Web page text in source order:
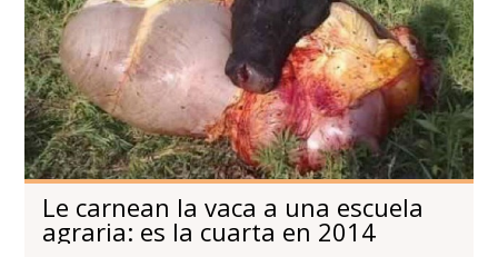
Le carnean la vaca a una escuela
agraria: es la cuarta en 2014